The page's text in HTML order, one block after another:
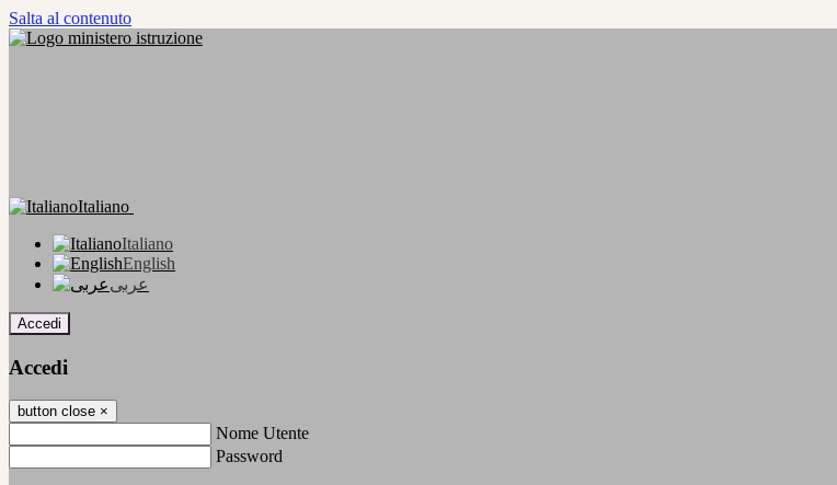
Salta al contenuto
Italiano
Italiano
English
عربى
Accedi
Accedi
button close ×
Nome Utente
Password